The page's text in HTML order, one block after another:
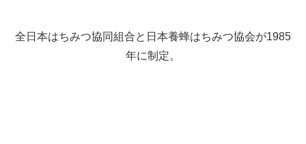
全日本はちみつ協同組合と日本養蜂はちみつ協会が1985
年に制定。